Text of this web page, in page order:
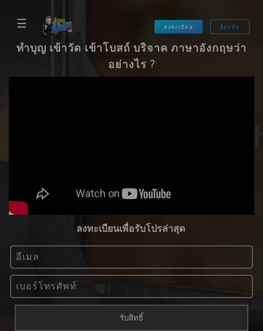
☰ ลงทะเบียน ล็อกอิน
ทำบุญ เข้าวัด เข้าโบสถ์ บริจาค ภาษาอังกฤษว่า
อย่างไร ?